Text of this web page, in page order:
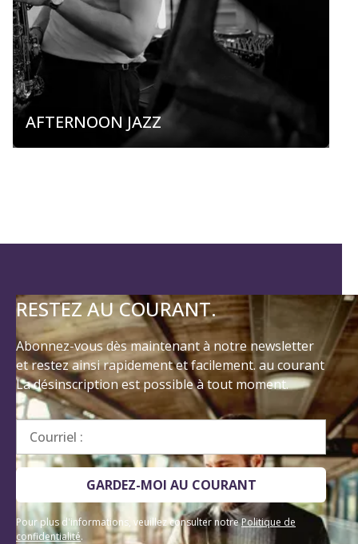
AFTERNOON JAZZ
RESTEZ AU COURANT.
Abonnez-vous dès maintenant à notre newsletter
et restez ainsi rapidement et facilement. au courant
La désinscription est possible à tout moment.
Courriel :
GARDEZ-MOI AU COURANT
Pour plus d'informations, veuillez consulter notrePolitique de
confidentialité.